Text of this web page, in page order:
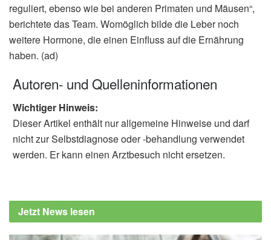
reguliert, ebenso wie bei anderen Primaten und Mäusen“,
berichtete das Team. Womöglich bilde die Leber noch
weitere Hormone, die einen Einfluss auf die Ernährung
haben. (ad)
Autoren- und Quelleninformationen
Wichtiger Hinweis:
Dieser Artikel enthält nur allgemeine Hinweise und darf
nicht zur Selbstdiagnose oder -behandlung verwendet
werden. Er kann einen Arztbesuch nicht ersetzen.
Jetzt News lesen